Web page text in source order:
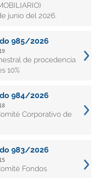
junio del 2026.
985/2026
de procedencia
10%
984/2026
Corporativo de
983/2026
Fondos